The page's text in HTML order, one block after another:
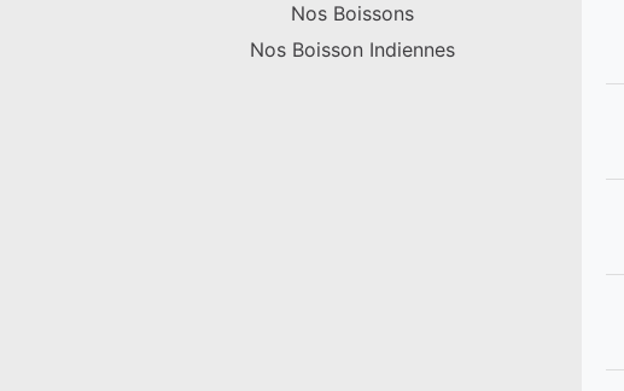
Nos Boissons
Nos Boisson Indiennes